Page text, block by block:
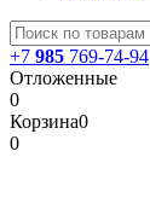
+7 985 769-74-94
Отложенные
0
Корзина0
0